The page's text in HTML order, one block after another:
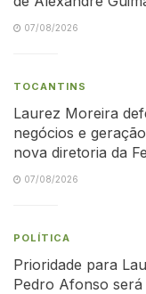
07/08/2026
TOCANTINS
Laurez Moreira
negócios e
nova diretoria da
07/08/2026
POLÍTICA
Prioridade para
Pedro Afonso